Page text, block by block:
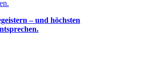
– und höchsten